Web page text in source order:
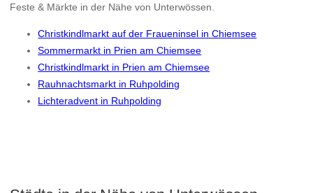
Feste & Märkte in der Nähe von Unterwössen.
Christkindlmarkt auf der Fraueninsel in Chiemsee
Sommermarkt in Prien am Chiemsee
Christkindlmarkt in Prien am Chiemsee
Rauhnachtsmarkt in Ruhpolding
Lichteradvent in Ruhpolding